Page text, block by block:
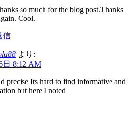
so much for the blog post.Thanks
Cool.
信
より:
日 8:12 AM
precise Its hard to find informative and
but here I noted